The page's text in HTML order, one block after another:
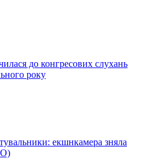
до конгресових слухань
року
екшнкамера зняла